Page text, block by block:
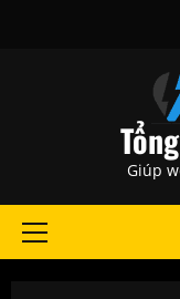
Giúp
Primary